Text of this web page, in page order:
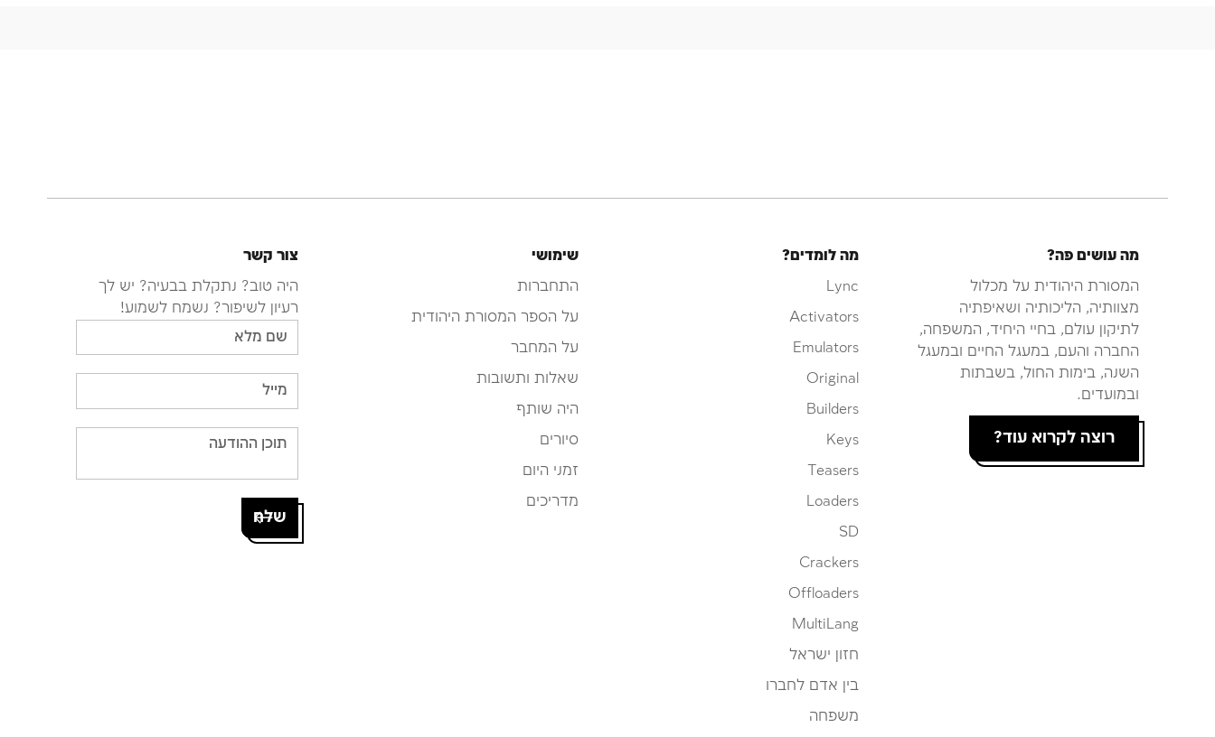
צור קשר
היה טוב? נתקלת בבעיה? יש לך
רעיון לשיפור? נשמח לשמוע!
שימושי
התחברות
על הספר המסורת היהודית
על המחבר
שאלות ותשובות
היה שותף
סיורים
זמני היום
מדריכים
מה לומדים?
Lync
Activators
Emulators
Original
Builders
Keys
Teasers
Loaders
SD
Crackers
Offloaders
MultiLang
חזון ישראל
בין אדם לחברו
משפחה
מה עושים פה?
המסורת היהודית על מכלול
מצוותיה, הליכותיה ושאיפתיה
לתיקון עולם, בחיי היחיד, המשפחה,
החברה והעם, במעגל החיים ובמעגל
השנה, בימות החול, בשבתות
ובמועדים.
רוצה לקרוא עוד?